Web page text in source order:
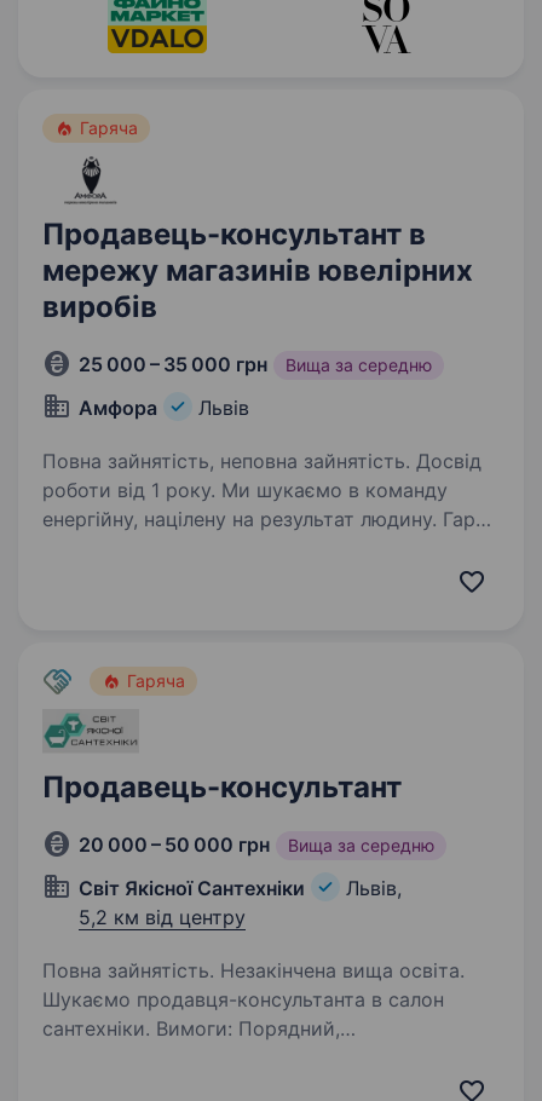
Гаряча
Продавець-консультант в
мережу магазинів ювелірних
виробів
25 000 – 35 000 грн Вища за середню
Амфора Львів
Повна зайнятість, неповна зайнятість. Досвід
роботи від 1 року. Ми шукаємо в команду
енергійну, націлену на результат людину. Гарні
консультанта…
Гаряча
Продавець-консультант
20 000 – 50 000 грн Вища за середню
Світ Якісної Сантехніки
Львів,
5,2 км від центру
Повна зайнятість. Незакінчена вища освіта.
Шукаємо продавця-консультанта в салон
сантехніки. Вимоги: Порядний,
сантехніки, що хоче розвиватись в данному